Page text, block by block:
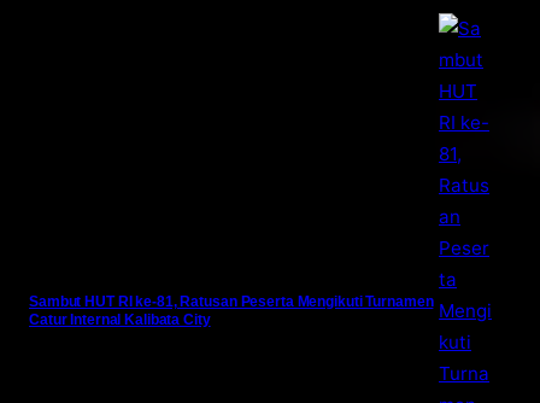
Sambut HUT RI ke-81, Ratusan Peserta Mengikuti Turnamen
Catur Internal Kalibata City